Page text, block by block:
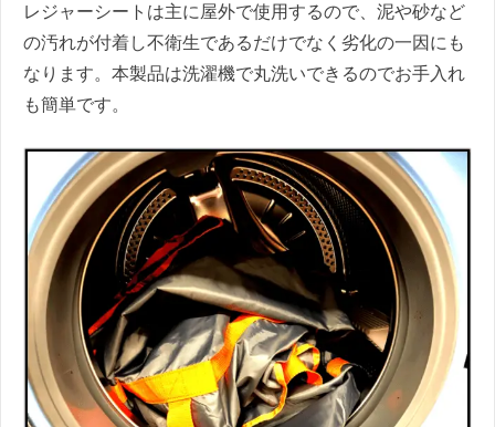
レジャーシートは主に屋外で使用するので、泥や砂など
の汚れが付着し不衛生であるだけでなく劣化の一因にも
なります。本製品は洗濯機で丸洗いできるのでお手入れ
も簡単です。